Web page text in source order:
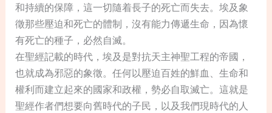
和持續的保障，這一切隨着長子的死亡而失去。埃及象
徵那些壓迫和死亡的體制，沒有能力傳遞生命，因為懷
有死亡的種子，必然自滅。
在聖經記載的時代，埃及是對抗天主神聖工程的帝國，
也就成為邪惡的象徵。任何以壓迫百姓的鮮血、生命和
權利而建立起來的國家和政權，勢必自取滅亡。這就是
聖經作者們想要向舊時代的子民，以及我們現時代的人